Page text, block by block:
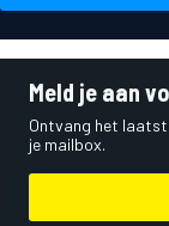
Meld je aan
Ontvang het
je mailbox.